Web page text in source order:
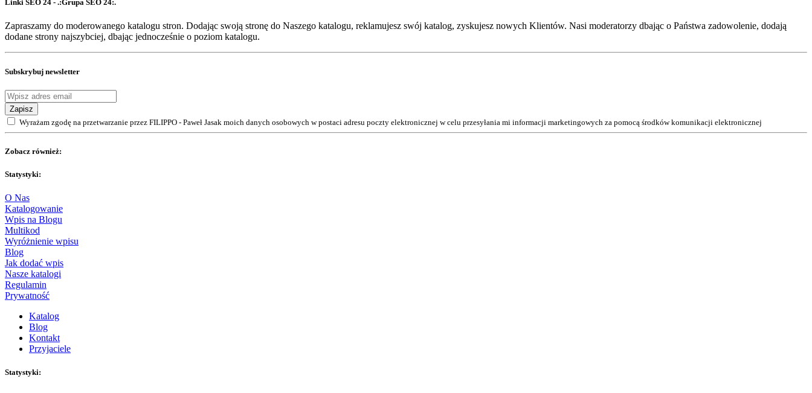
Linki SEO 24 - .:Grupa SEO 24:.
Zapraszamy do moderowanego katalogu stron. Dodając swoją stronę do Naszego katalogu, reklamujesz swój katalog, zyskujesz nowych Klientów. Nasi moderatorzy dbając o Państwa zadowolenie, dodają
dodane strony najszybciej, dbając jednocześnie o poziom katalogu.
Subskrybuj newsletter
Zapisz
Wyrażam zgodę na przetwarzanie przez FILIPPO - Paweł Jasak moich danych osobowych w postaci adresu poczty elektronicznej w celu przesyłania mi informacji marketingowych za pomocą środków komunikacji elektronicznej
Zobacz również:
Statystyki:
O Nas
Katalogowanie
Wpis na Blogu
Multikod
Wyróżnienie wpisu
Blog
Jak dodać wpis
Nasze katalogi
Regulamin
Prywatność
Katalog
Blog
Kontakt
Przyjaciele
Statystyki: